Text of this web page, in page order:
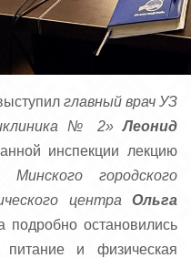
главный врач УЗ
№ 2»Леонид
инспекции лекцию
Минского городского
центра Ольга
подробно остановились
и физическая